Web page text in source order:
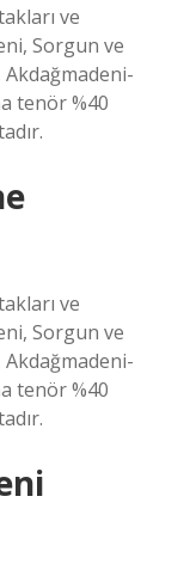
ve
Sorgun ve
Akdağmadeni-
tenör %40
ve
Sorgun ve
Akdağmadeni-
tenör %40